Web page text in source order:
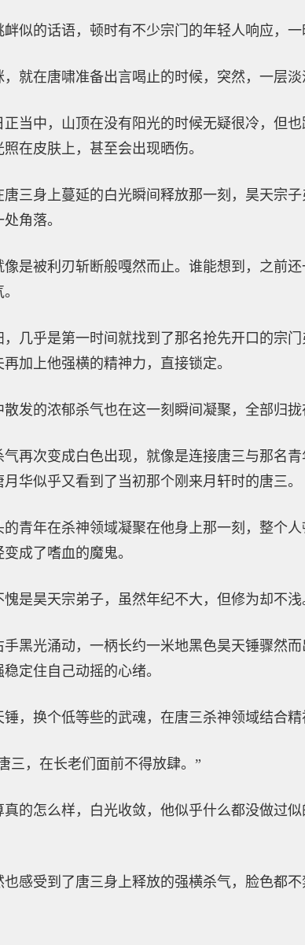
似的话语，顿时有不少宗门的年轻人响应，一
就在唐啸准备出言喝止的时候，突然，一层
正当中，山顶在没有阳光的时候无疑很冷，但
在皮肤上，甚至会出现晒伤。
唐三身上蔓延的白光瞬间释放那一刻，昊天宗
角落。
像是被利刃斩断般嘎然而止。谁能想到，之前
，几乎是第一时间就找到了那名抢先开口的宗
加上他强横的精神力，直接锁定。
发的浓郁杀气也在这一刻瞬间凝聚，全部归拢
气再次变成白色出现，就像是连接唐三与那名
华似乎又看到了当初那个刚来月轩时的唐三。
的青年在杀神领域凝聚在他身上那一刻，整个
成了嗜血的魔鬼。
是昊天宗弟子，虽然年纪不大，但修为却不浅
手黑光涌动，一柄长约一米地黑色昊天锤骤然
定住自己动摇的心绪。
，换个低等些的武魂，在唐三杀神领域结合精
三，在长老们面前不得放肆。”
真的怎么样，白光收敛，他似乎什么都没做过
也感受到了唐三身上释放的强横杀气，脸色都